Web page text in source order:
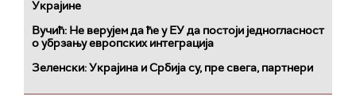
Украјине
Вучић: Не верујем да ће у ЕУ да постоји једногласност
о убрзању европских интеграција
Зеленски: Украјина и Србија су, пре свега, партнери